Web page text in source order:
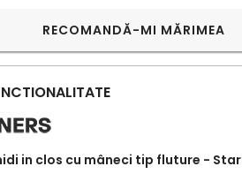
RECOMANDĂ-MI MĂRIMEA
in clos cu mâneci tip fluture -